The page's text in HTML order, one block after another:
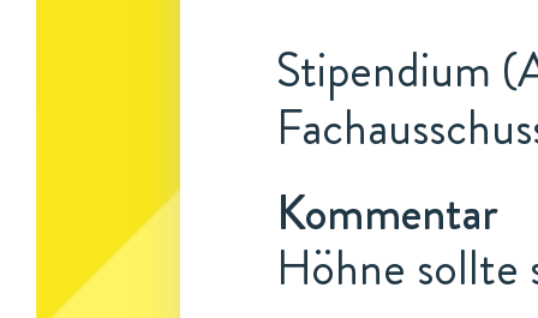
Stipendium
Kommentar
Höhne sollte